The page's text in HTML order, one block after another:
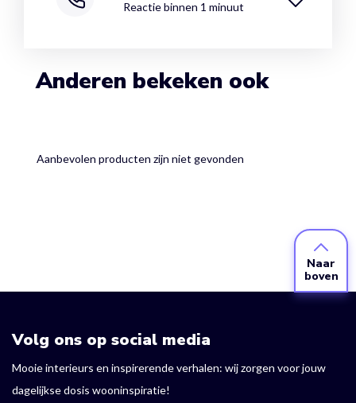
Reactie binnen 1 minuut
Anderen bekeken ook
Aanbevolen producten zijn niet gevonden
Naar
boven
Volg ons op social media
Mooie interieurs en inspirerende verhalen: wij zorgen voor jouw
dagelijkse dosis wooninspiratie!